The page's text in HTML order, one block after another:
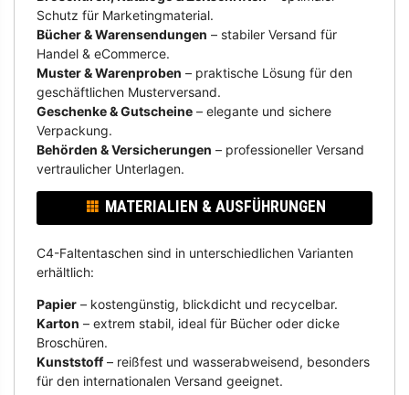
Schutz für Marketingmaterial.
Bücher & Warensendungen – stabiler Versand für
Handel & eCommerce.
Muster & Warenproben – praktische Lösung für den
geschäftlichen Musterversand.
Geschenke & Gutscheine– elegante und sichere
Verpackung.
Behörden & Versicherungen – professioneller Versand
vertraulicher Unterlagen.
MATERIALIEN & AUSFÜHRUNGEN
C4-Faltentaschen sind in unterschiedlichen Varianten
erhältlich:
Papier– kostengünstig, blickdicht und recycelbar.
Karton – extrem stabil, ideal für Bücher oder dicke
Broschüren.
Kunststoff– reißfest und wasserabweisend, besonders
für den internationalen Versand geeignet.